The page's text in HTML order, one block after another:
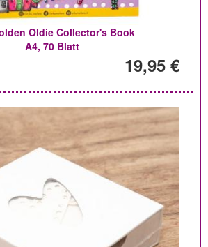
Oldie Collector's Book
A4, 70 Blatt
19,95 €